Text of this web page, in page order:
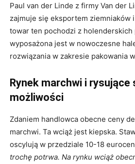
Paul van der Linde z firmy Van der
zajmuje się eksportem ziemniaków
towar ten pochodzi z holenderskich
wyposażona jest w nowoczesne
rozwiązania w zakresie pakowania
Rynek marchwi i rysujące
możliwości
Zdaniem handlowca obecne ceny
marchwi. Ta wciąż jest kiepska.
oscylują w przedziale 10-18
trochę potrwa. Na rynku wciąż